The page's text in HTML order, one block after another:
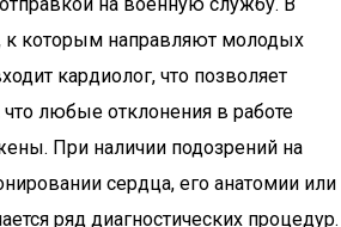
к которым направляют молодых
кардиолог, что позволяет
любые отклонения в работе
При наличии подозрений на
сердца, его анатомии или
ряд диагностических процедур.